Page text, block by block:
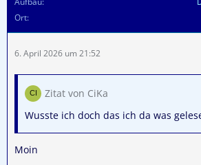
Ort
6. April 2026 um 21:52
Zitat von CiKa
Wusste ich doch das ich da was
Moin